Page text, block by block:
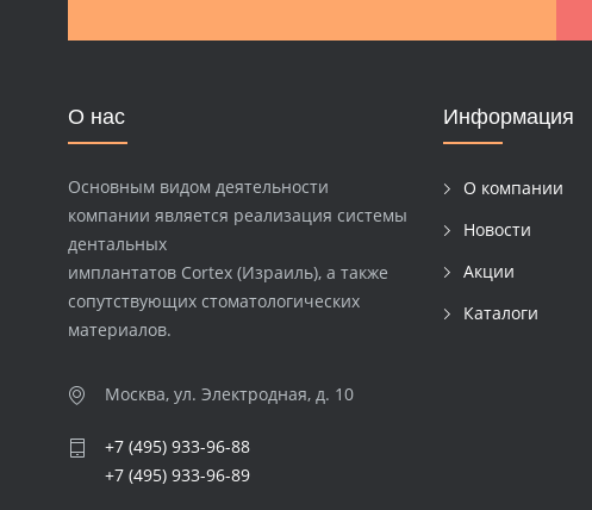
О нас
Основным видом деятельности
компании является реализация системы
дентальных
имплантатов Cortex (Израиль), а также
сопутствующих стоматологических
материалов.
Москва, ул. Электродная, д. 10
+7 (495) 933-96-88
+7 (495) 933-96-89
Информация
О компании
Новости
Акции
Каталоги